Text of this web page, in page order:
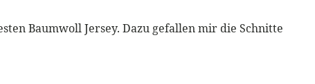
Baumwoll Jersey. Dazu gefallen mir die Schnitte